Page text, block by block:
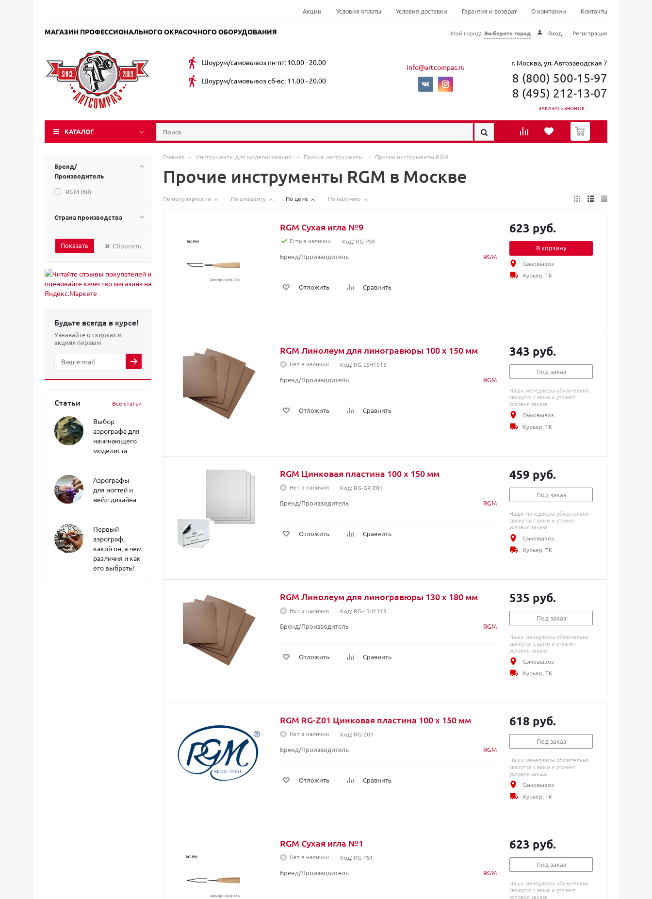
Акции Условия оплаты Условия доставки Гарантия и возврат О компании Контакты
МАГАЗИН ПРОФЕССИОНАЛЬНОГО ОКРАСОЧНОГО ОБОРУДОВАНИЯ Мой город: Выберите город Вход Регистрация
Шоурум/самовывоз пн-пт: 10.00 - 20.00
Шоурум/самовывоз сб-вс: 11.00 - 20.00
info@artcompas.ru г. Москва, ул. Автозаводская 7
8 (800) 500-15-97
8 (495) 212-13-07
ЗАКАЗАТЬ ЗВОНОК
КАТАЛОГ
0
Бренд/
Производитель
RGM (60)
Страна производства
Сбросить
Будьте всегда в курсе!
Узнавайте о скидках и
акциях первым
Статьи Все статьи
Выбор
аэрографа для
начинающего
моделиста
Аэрографы
для ногтей и
нейл-дизайна
Первый
аэрограф,
какой он, в чем
различия и как
его выбрать?
Главная - Инструменты для моделирования - Прочие инструменты - Прочие инструменты RGM
Прочие инструменты RGM в Москве
По популярности По алфавиту По цене По наличию
RGM Сухая игла №9
Есть в наличии Код: RG-PS9
Бренд/Производитель RGM
Отложить Сравнить
623 руб.
В корзину
Самовывоз
Курьер, ТК
RGM Линолеум для линогравюры 100 х 150 мм
Нет в наличии Код: RG-LSH1015
Бренд/Производитель RGM
Отложить Сравнить
343 руб.
Под заказ
Наши менеджеры обязательно
свяжутся с вами и уточнят
условия заказа
Самовывоз
Курьер, ТК
RGM Цинковая пластина 100 х 150 мм
Нет в наличии Код: RG-GR Z01
Бренд/Производитель RGM
Отложить Сравнить
459 руб.
Под заказ
Наши менеджеры обязательно
свяжутся с вами и уточнят
условия заказа
Самовывоз
Курьер, ТК
RGM Линолеум для линогравюры 130 х 180 мм
Нет в наличии Код: RG-LSH1318
Бренд/Производитель RGM
Отложить Сравнить
535 руб.
Под заказ
Наши менеджеры обязательно
свяжутся с вами и уточнят
условия заказа
Самовывоз
Курьер, ТК
RGM RG-Z01 Цинковая пластина 100 х 150 мм
Нет в наличии Код: RG-Z01
Бренд/Производитель RGM
Отложить Сравнить
618 руб.
Под заказ
Наши менеджеры обязательно
свяжутся с вами и уточнят
условия заказа
Самовывоз
Курьер, ТК
RGM Сухая игла №1
Нет в наличии Код: RG-PS1
Бренд/Производитель RGM
623 руб.
Под заказ
Наши менеджеры обязательно
свяжутся с вами и уточнят
условия заказа